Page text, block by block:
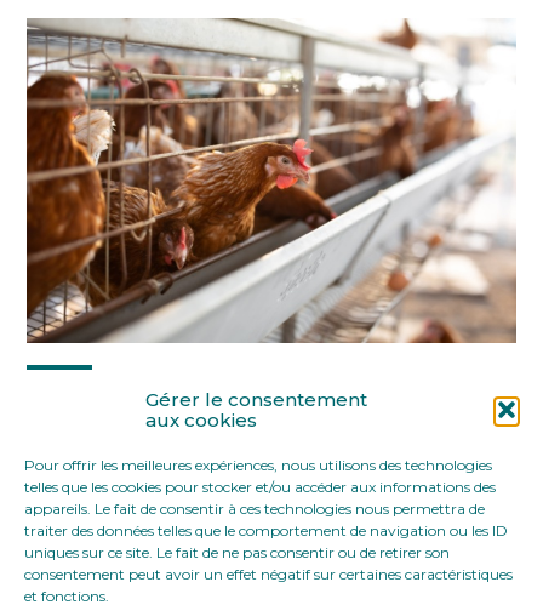
Gérer le consentement
aux cookies
Pour offrir les meilleures expériences, nous utilisons des technologies
telles que les cookies pour stocker et/ou accéder aux informations des
appareils. Le fait de consentir à ces technologies nous permettra de
traiter des données telles que le comportement de navigation ou les ID
uniques sur ce site. Le fait de ne pas consentir ou de retirer son
consentement peut avoir un effet négatif sur certaines caractéristiques
et fonctions.
FaceBook
TwitterLinkedIn